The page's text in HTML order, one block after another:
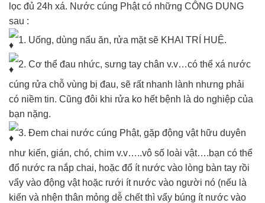
lọc đủ 24h xá. Nước cúng Phật có những CÔNG DỤNG
sau :
1. Uống, dùng nấu ăn, rửa mặt sẽ KHAI TRÍ HUỆ.
2. Cơ thể đau nhức, sưng tay chân v.v…có thể xá nước
cúng rửa chỗ vùng bị đau, sẽ rất nhanh lành nhưng phải
có niềm tin. Cũng đôi khi rửa ko hết bệnh là do nghiệp của
bạn nặng.
3. Đem chai nước cúng Phật, gặp động vật hữu duyên
như kiến, gián, chó, chim v.v…..vô số loài vật….bạn có thể
đổ nước ra nắp chai, hoặc đổ ít nước vào lòng bàn tay rồi
vẩy vào động vật hoặc rưới ít nước vào người nó (nếu là
kiến và nhện thân mỏng dễ chết thì vẩy búng ít nước vào